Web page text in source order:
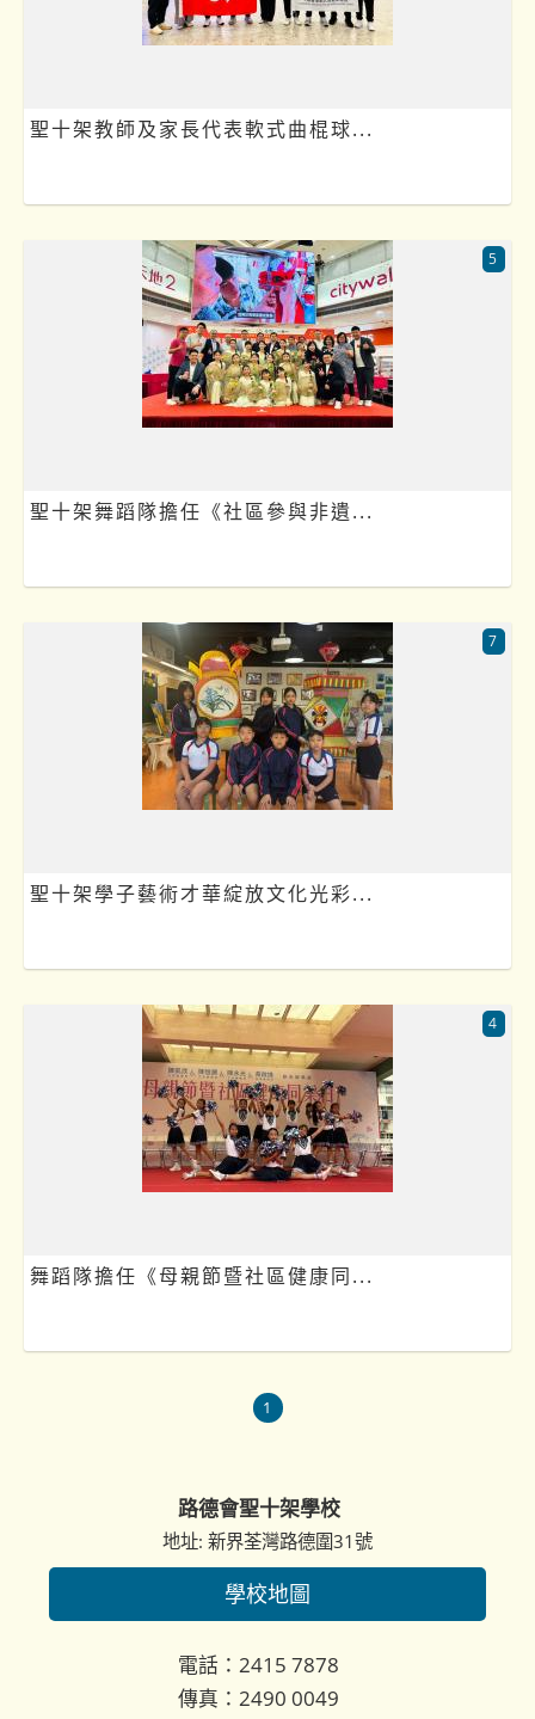
聖十架教師及家長代表軟式曲棍球...
聖十架舞蹈隊擔任《社區參與非遺...
5
聖十架學子藝術才華綻放文化光彩...
7
舞蹈隊擔任《母親節暨社區健康同...
4
1
路德會聖十架學校
地址: 新界荃灣路德圍31號
學校地圖
電話：2415 7878
傳真：2490 0049